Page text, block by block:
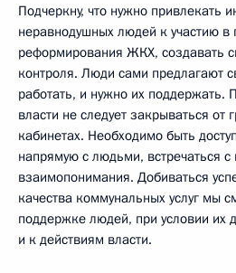
Подчеркну, что нужно привлекать
неравнодушных людей к участию в
реформирования ЖКХ, создавать
контроля. Люди сами предлагают
работать, и нужно их поддержать.
власти не следует закрываться от
кабинетах. Необходимо быть
напрямую с людьми, встречаться с
взаимопонимания. Добиваться
качества коммунальных услуг мы
поддержке людей, при условии их
и к действиям власти.